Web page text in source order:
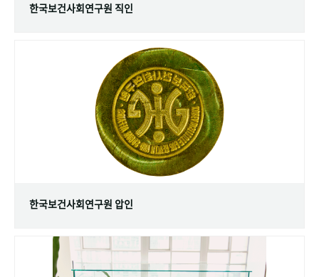
한국보건사회연구원 직인
한국보건사회연구원 압인